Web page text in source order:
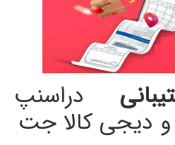
دراسنپ
و دیجی کالا جت